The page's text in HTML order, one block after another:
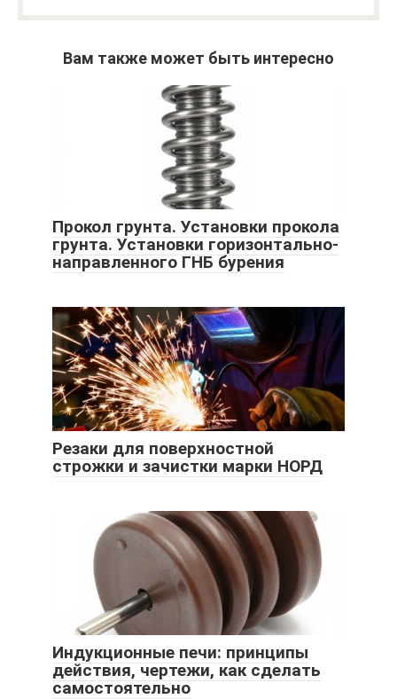
Вам также может быть интересно
Прокол грунта. Установки прокола
грунта. Установки горизонтально-
направленного ГНБ бурения
Резаки для поверхностной
строжки и зачистки марки НОРД
Индукционные печи: принципы
действия, чертежи, как сделать
самостоятельно